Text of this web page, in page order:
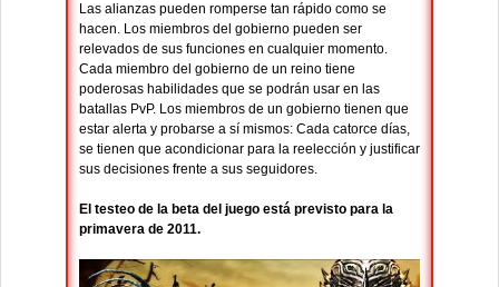
Las alianzas pueden romperse tan rápido como se
hacen. Los miembros del gobierno pueden ser
relevados de sus funciones en cualquier momento.
Cada miembro del gobierno de un reino tiene
poderosas habilidades que se podrán usar en las
batallas PvP. Los miembros de un gobierno tienen que
estar alerta y probarse a sí mismos: Cada catorce días,
se tienen que acondicionar para la reelección y justificar
sus decisiones frente a sus seguidores.
El testeo de la beta del juego está previsto para la
primavera de 2011.